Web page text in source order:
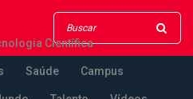
Científica
Saúde Campus